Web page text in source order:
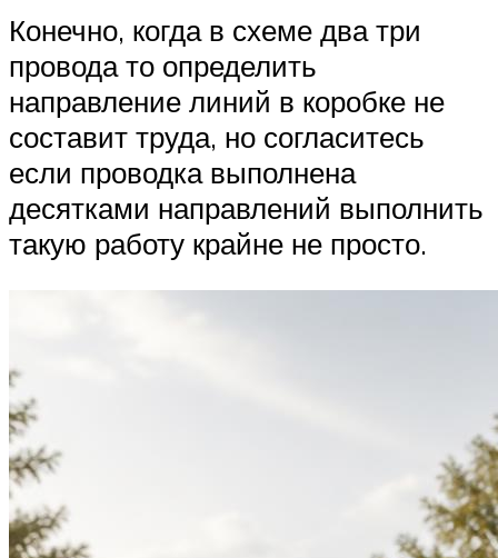
Конечно, когда в схеме два три
провода то определить
направление линий в коробке не
составит труда, но согласитесь
если проводка выполнена
десятками направлений выполнить
такую работу крайне не просто.